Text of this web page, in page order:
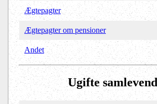
Ægtepagter
Ægtepagter om pensioner
Andet
Ugifte